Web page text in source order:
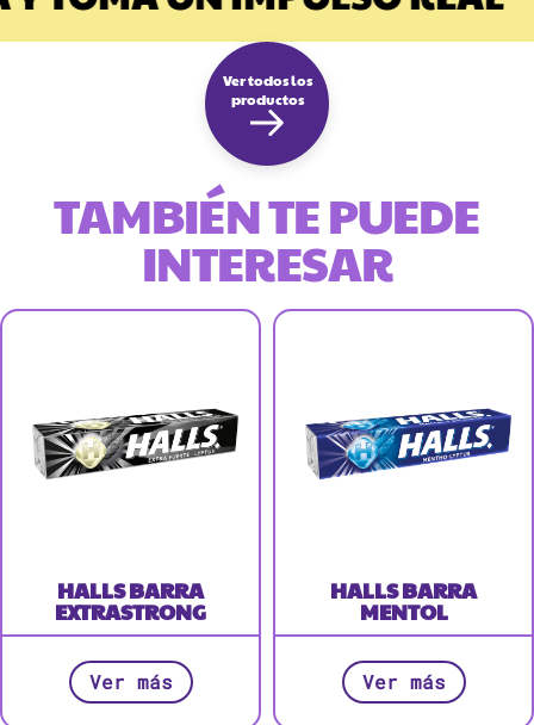
TAMBIÉN TE PUEDE
INTERESAR
Ver todos los
productos
HALLS BARRA
EXTRASTRONG
Ver más
HALLS BARRA
MENTOL
Ver más